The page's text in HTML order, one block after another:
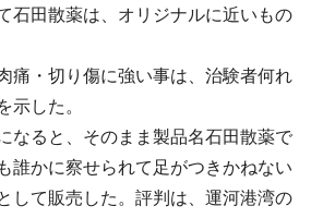
石田散薬は、オリジナルに近いもの
痛・切り傷に強い事は、治験者何れ
示した。
なると、そのまま製品名石田散薬で
誰かに察せられて足がつきかねない
して販売した。評判は、運河港湾の